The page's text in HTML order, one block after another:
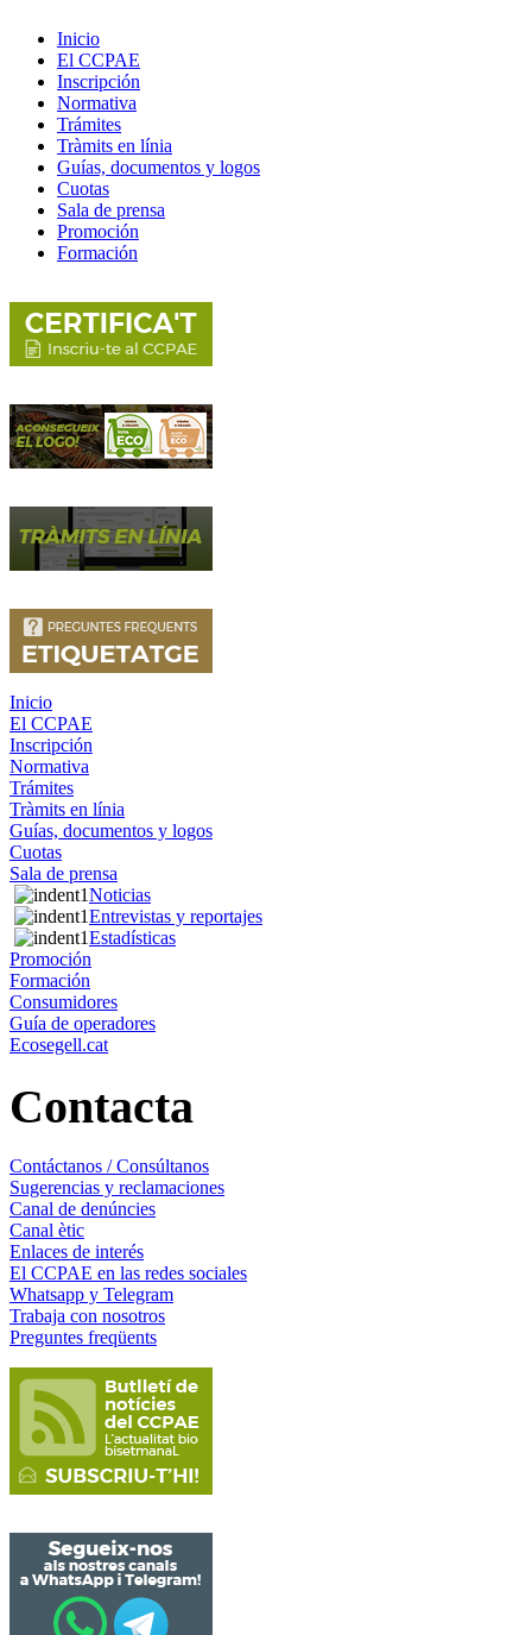
Inicio
El CCPAE
Inscripción
Normativa
Trámites
Tràmits en línia
Guías, documentos y logos
Cuotas
Sala de prensa
Promoción
Formación
Inicio
El CCPAE
Inscripción
Normativa
Trámites
Tràmits en línia
Guías, documentos y logos
Cuotas
Sala de prensa
Noticias
Entrevistas y reportajes
Estadísticas
Promoción
Formación
Consumidores
Guía de operadores
Ecosegell.cat
Contacta
Contáctanos / Consúltanos
Sugerencias y reclamaciones
Canal de denúncies
Canal ètic
Enlaces de interés
El CCPAE en las redes sociales
Whatsapp y Telegram
Trabaja con nosotros
Preguntes freqüents